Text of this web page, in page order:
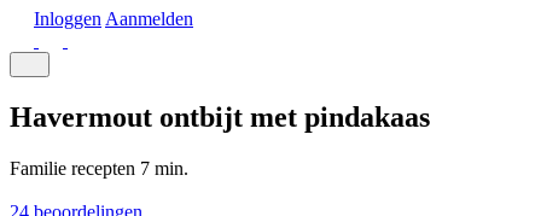
Inloggen Aanmelden
Havermout ontbijt met pindakaas
Familie recepten 7 min.
24 beoordelingen